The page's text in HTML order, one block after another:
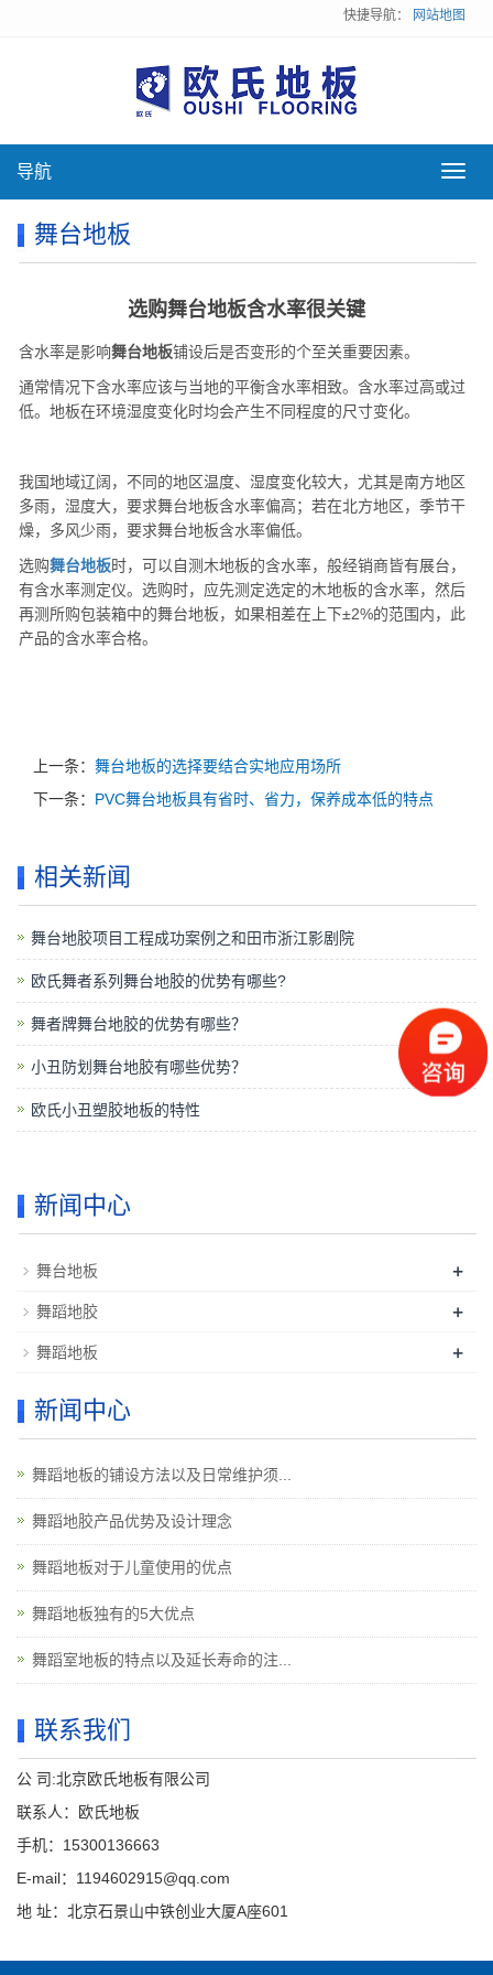
快捷导航： 网站地图
导
导航
舞台地板
选购舞台地板含水率很关键
含水率是影响舞台地板铺设后是否变形的个至关重要因素。
通常情况下含水率应该与当地的平衡含水率相致。含水率过高或过
低。地板在环境湿度变化时均会产生不同程度的尺寸变化。
我国地域辽阔，不同的地区温度、湿度变化较大，尤其是南方地区
多雨，湿度大，要求舞台地板含水率偏高；若在北方地区，季节干
燥，多风少雨，要求舞台地板含水率偏低。
选购舞台地板时，可以自测木地板的含水率，般经销商皆有展台，
有含水率测定仪。选购时，应先测定选定的木地板的含水率，然后
再测所购包装箱中的舞台地板，如果相差在上下±2%的范围内，此
产品的含水率合格。
上一条： 舞台地板的选择要结合实地应用场所
下一条： PVC舞台地板具有省时、省力，保养成本低的特点
相关新闻
舞台地胶项目工程成功案例之和田市浙江影剧院
欧氏舞者系列舞台地胶的优势有哪些?
舞者牌舞台地胶的优势有哪些？
小丑防划舞台地胶有哪些优势？
欧氏小丑塑胶地板的特性
新闻中心
舞台地板 +
舞蹈地胶 +
舞蹈地板 +
新闻中心
舞蹈地板的铺设方法以及日常维护须...
舞蹈地胶产品优势及设计理念
舞蹈地板对于儿童使用的优点
舞蹈地板独有的5大优点
舞蹈室地板的特点以及延长寿命的注...
联系我们
公 司:北京欧氏地板有限公司
联系人：欧氏地板
手机：15300136663
E-mail：1194602915@qq.com
地 址：北京石景山中铁创业大厦A座601